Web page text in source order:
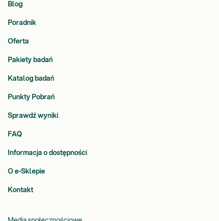
Blog
Poradnik
Oferta
Pakiety badań
Katalog badań
Punkty Pobrań
Sprawdź wyniki
FAQ
Informacja o dostępności
O e-Sklepie
Kontakt